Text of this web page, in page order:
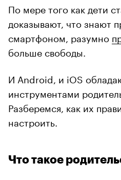
По мере того как дети
доказывают, что знают
смартфоном, разумно
больше свободы.
И Android, и iOS
инструментами
Разберемся, как их
настроить.
Что такое